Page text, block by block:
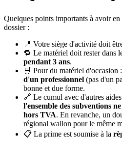
Quelques points importants à avoir
dossier :
📍 Votre siège d'activité doit
🔁 Le matériel doit rester dans
pendant 3 ans.
🛒 Pour du matériel d'occasion
d'un professionnel (pas d'un
bonne et due forme.
🔗 Le cumul avec d'autres
l'ensemble des subventions
hors TVA. En revanche, un
régional wallon pour le même
📋 La prime est soumise à la